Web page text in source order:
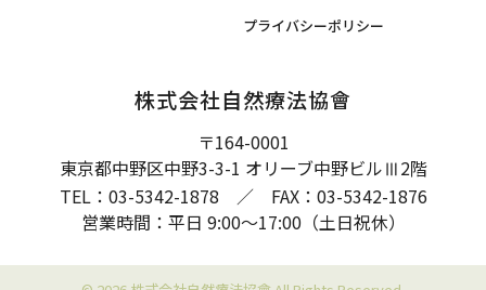
プライバシーポリシー
株式会社自然療法協會
〒164-0001
東京都中野区中野3-3-1 オリーブ中野ビル Ⅲ 2階
TEL：03-5342-1878 ／ FAX：03-5342-1876
営業時間：平日 9:00〜17:00（土日祝休）